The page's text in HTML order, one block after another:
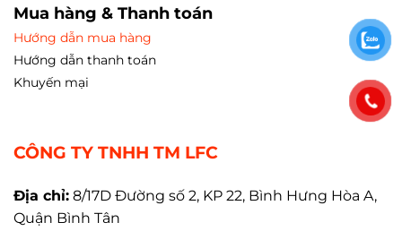
Mua hàng & Thanh toán
Hướng dẫn mua hàng
Hướng dẫn thanh toán
Khuyến mại
CÔNG TY TNHH TM LFC
Địa chỉ: 8/17D Đường số 2, KP 22, Bình Hưng Hòa A,
Quận Bình Tân